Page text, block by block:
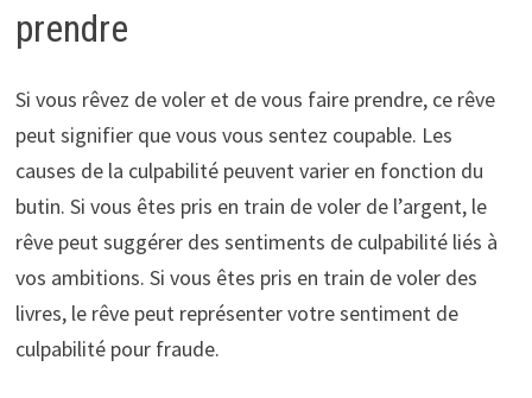
prendre
Si vous rêvez de voler et de vous faire prendre, ce rêve
peut signifier que vous vous sentez coupable. Les
causes de la culpabilité peuvent varier en fonction du
butin. Si vous êtes pris en train de voler de l’argent, le
rêve peut suggérer des sentiments de culpabilité liés à
vos ambitions. Si vous êtes pris en train de voler des
livres, le rêve peut représenter votre sentiment de
culpabilité pour fraude.